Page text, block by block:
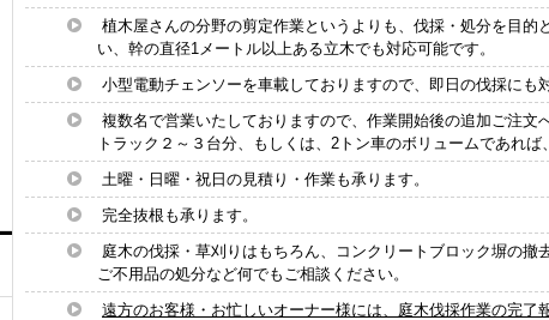
植木屋さんの分野の剪定作業というよりも、伐採・処分を目的
い、幹の直径1メートル以上ある立木でも対応可能です。
小型電動チェンソーを車載しておりますので、即日の伐採にも
複数名で営業いたしておりますので、作業開始後の追加ご注文
トラック２～３台分、もしくは、2トン車のボリュームであれば
土曜・日曜・祝日の見積り・作業も承ります。
完全抜根も承ります。
庭木の伐採・草刈りはもちろん、コンクリートブロック塀の撤
ご不用品の処分など何でもご相談ください。
遠方のお客様・お忙しいオーナー様には、庭木伐採作業の完了